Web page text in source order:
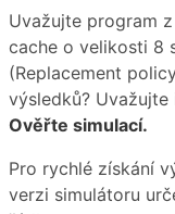
Uvažujte program
cache o velikosti 8
(Replacement
výsledků?
Ověřte simulací.
Pro rychlé získání
verzi simulátoru